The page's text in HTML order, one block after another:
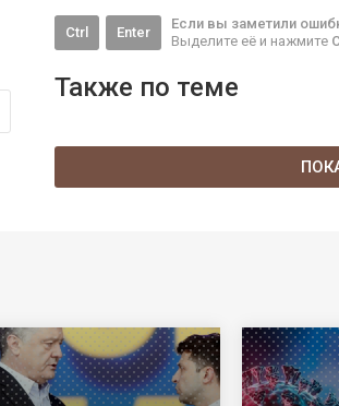
Ctrl Enter
Если вы заметили
Выделите её и нажмите
Также по теме